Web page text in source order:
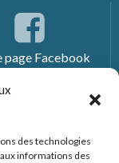
des technologies
informations des
page Facebook